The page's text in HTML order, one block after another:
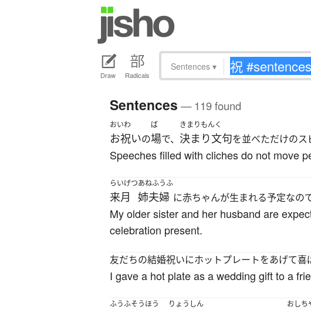
Draw Radicals
Sentences ▾
Sentences — 119 found
おいわ
お祝いの
ば
場で、
きまりもんく
決まり文句を並べただけのス
Speeches filled with cliches do not move
らいげつ
来月
あねふうふ
姉夫婦 に赤ちゃんが生まれる予定なの
My older sister and her husband are
celebration present.
友だちの結婚祝いにホットプレートをあげて喜
I gave a hot plate as a wedding gift to a
ふうふそうほう りょうしん おしち